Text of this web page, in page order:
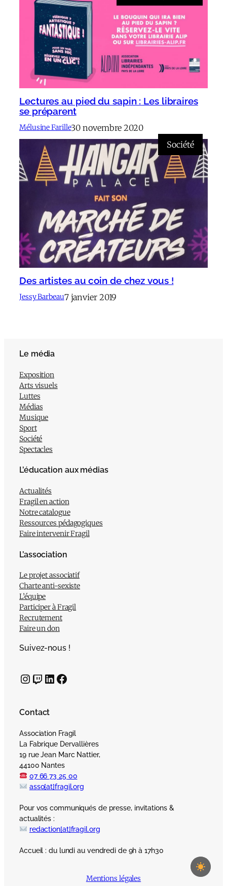
Lectures au pied du sapin : Les libraires
se préparent
Mélusine Farille30 novembre 2020
Société
Des artistes au coin de chez vous !
Jessy Barbeau7 janvier 2019
Le média
Exposition
Arts visuels
Luttes
Médias
Musique
Sport
Société
Spectacles
L’éducation aux médias
Actualités
Fragil en action
Notre catalogue
Ressources pédagogiques
Faire intervenir Fragil
L’association
Le projet associatif
Charte anti-sexiste
L’équipe
Participer à Fragil
Recrutement
Faire un don
Suivez-nous !
InstagramTwitch LinkedIn Facebook
Contact
Association Fragil
La Fabrique Dervallières
19 rue Jean Marc Nattier,
44100 Nantes
07 66 73 25 00
asso[at]fragil.org
Pour vos communiqués de presse, invitations &
actualités :
redaction[at]fragil.org
Accueil : du lundi au vendredi de 9h à 17h30
Mentions légales